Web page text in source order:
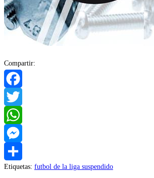
Compartir:
Facebook
Twitter
WhatsApp
Messenger
Compartir
Etiquetas: futbol de la liga suspendido